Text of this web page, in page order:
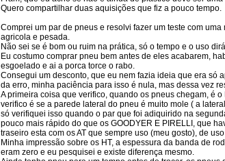
Quero compartilhar duas aquisições que fiz a pouco tempo.
Comprei um par de pneus e resolvi fazer um teste com
agricola e pesada.
Não sei se é bom ou ruim na prática, só o tempo e o uso
Eu costumo comprar pneu bem antes de eles acabarem,
esgoelado e ai a porca torce o rabo.
Consegui um desconto, que eu nem fazia ideia que era só
da erro, minha paciência para isso é nula, mas dessa vez
A primeira coisa que verifico, quando os pneus chegam, é
verifico é se a parede lateral do pneu é muito mole ( a
só verifiquei isso quando o par que foi adiquirido na
pouco mais rápido do que os GOODYER E PIRELLI, que
traseiro esta com os AT que sempre uso (meu gosto), de
Minha impressão sobre os HT, a espessura da banda de
eram zero e eu pesquisei e existe diferença mesmo.